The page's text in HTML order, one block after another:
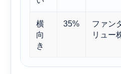
横
向
き
35%
ファン
リュー